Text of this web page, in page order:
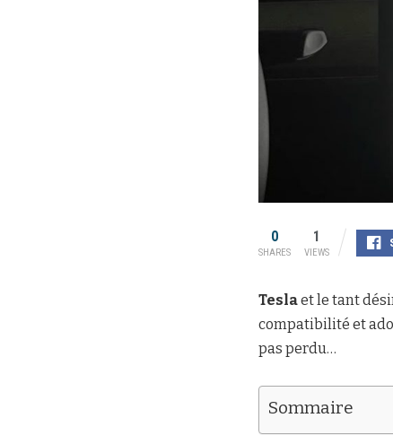
0
SHARES
1
VIEWS
Teslaet le tant
compatibilité et
pas perdu…
Sommaire